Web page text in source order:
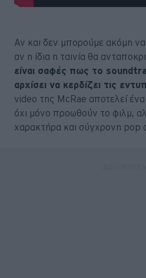
Αν και δεν μπορούμε ακόμη
αν η ίδια η ταινία θα
είναι σαφές πως το
αρχίσει να κερδίζει τις
video της McRae αποτελεί
όχι μόνο προωθούν το φιλμ,
χαρακτήρα και σύγχρονη pop